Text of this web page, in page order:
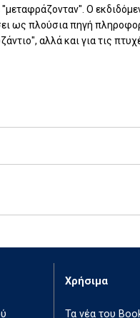
"μεταφράζονταν". Ο
ως πλούσια πηγή
αλλά και για τις
Χρήσιμα
Τα νέα του